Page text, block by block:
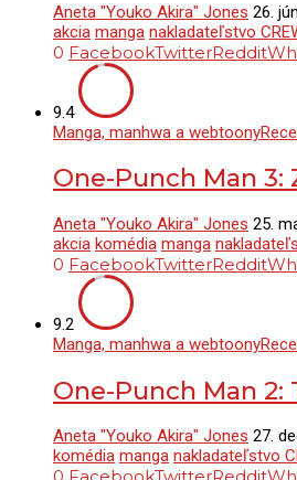
Aneta "Youko Akira" Jones 26.
akcia manga nakladateľstvo
0 FacebookTwitterReddit
9.4
Manga, manhwa a webtoony
One-Punch Man 3:
Aneta "Youko Akira" Jones 25.
akcia komédia manga
0 FacebookTwitterReddit
9.2
Manga, manhwa a webtoony
One-Punch Man
Aneta "Youko Akira" Jones 27.
komédia manga nakladateľstvo